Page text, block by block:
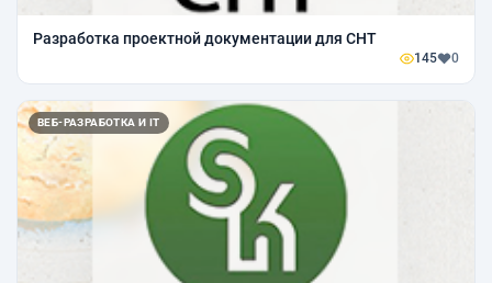
Разработка проектной документации для СНТ
145 0
ВЕБ-РАЗРАБОТКА И IT